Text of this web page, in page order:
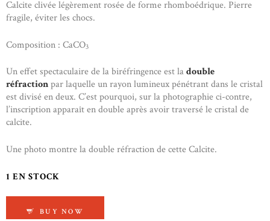
Calcite clivée légèrement rosée de forme rhomboédrique. Pierre
fragile, éviter les chocs.
Composition : CaCO3
Un effet spectaculaire de la biréfringence est ladouble
réfractionpar laquelle un rayon lumineux pénétrant dans le cristal
est divisé en deux. C’est pourquoi, sur la photographie ci-contre,
l’inscription apparaît en double après avoir traversé le cristal de
calcite.
Une photo montre la double réfraction de cette Calcite.
1 EN STOCK
BUY NOW